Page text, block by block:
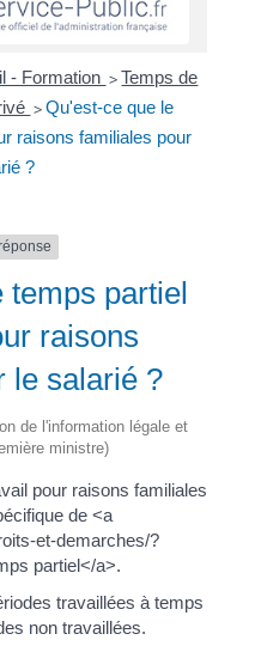
- Formation > Temps de
> Qu'est-ce que le
raisons familiales pour
?
temps partiel
raisons
le salarié ?
de l'information légale et
ministre)
pour raisons familiales
de <a
et-demarches/?
partiel</a>.
travaillées à temps
non travaillées.